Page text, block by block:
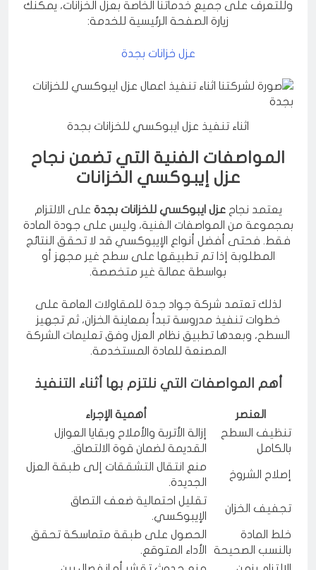
وللتعرف على جميع خدماتنا الخاصة بعزل الخزانات، يمكنك
المواصفات الفنية التي تضمن نجاح
عزل إيبوكسي الخزانات
يعتمد نجاح عزل ايبوكسي للخزانات بجدةعلى الالتزام
بمجموعة من المواصفات الفنية، وليس على جودة المادة
فقط. فحتى أفضل أنواع الإيبوكسي قد لا تحقق النتائج
المطلوبة إذا تم تطبيقها على سطح غير مجهز أو
لذلك تعتمد شركة جواد جدة للمقاولات العامة على
خطوات تنفيذ مدروسة تبدأ بمعاينة الخزان، ثم تجهيز
السطح، وبعدها تطبيق نظام العزل وفق تعليمات الشركة
أهم المواصفات التي نلتزم بها أثناء التنفيذ
العنصر
أهمية الإجراء
تنظيف السطح
إزالة الأتربة والأملاح وبقايا العوازل
القديمة لضمان قوة الالتصاق.
منع انتقال التشققات إلى طبقة العزل
الجديدة.
تقليل احتمالية ضعف التصاق
الإيبوكسي.
خلط المادة
بالنسب الصحيحة
الحصول على طبقة متماسكة تحقق
الأداء المتوقع.